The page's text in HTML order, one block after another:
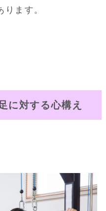
ます。
に対する心構え